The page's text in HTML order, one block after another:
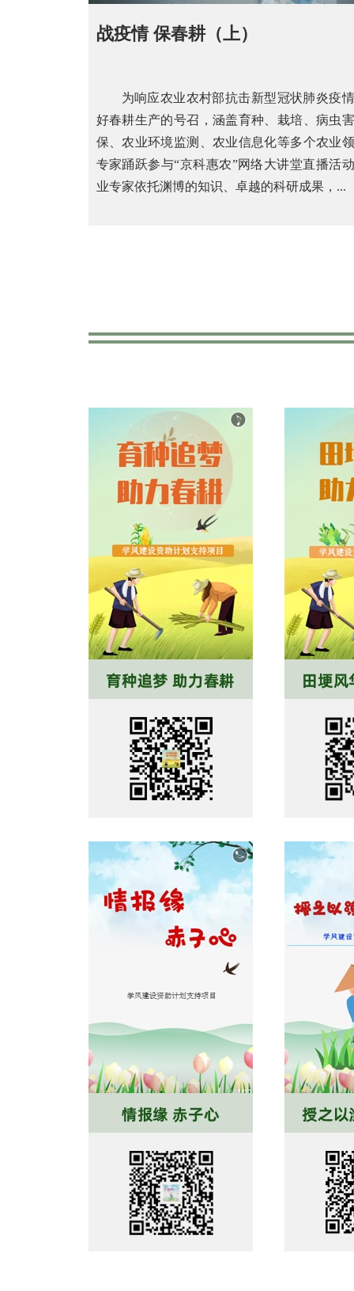
战疫情 保春耕（上）
为响应农业农村部抗击新型冠状肺炎疫
好春耕生产的号召，涵盖育种、栽培、病虫
保、农业环境监测、农业信息化等多个农业
专家踊跃参与“京科惠农”网络大讲堂直播活
业专家依托渊博的知识、卓越的科研成果，...